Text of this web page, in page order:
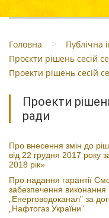
Головна > Публічна
Проєкти рішень сесій
Проекти рішень сесій
Проекти
ради
Про внесення змін до
від 22 грудня 2017
2018 рік»
Про надання гарантії
забезпечення виконання
„Енерговодоканал” за
„Нафтогаз України”